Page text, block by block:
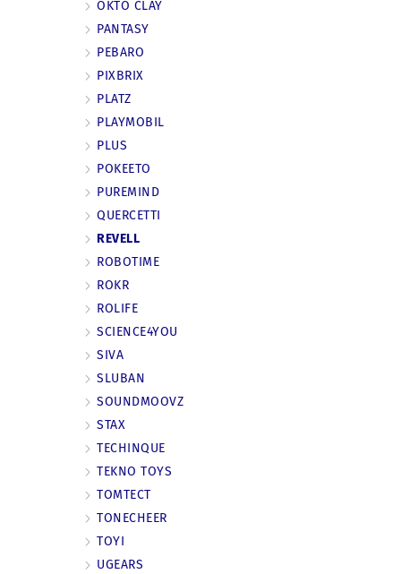
OKTO CLAY
PANTASY
PEBARO
PIXBRIX
PLATZ
PLAYMOBIL
PLUS
POKEETO
PUREMIND
QUERCETTI
REVELL
ROBOTIME
ROKR
ROLIFE
SCIENCE4YOU
SIVA
SLUBAN
SOUNDMOOVZ
STAX
TECHINQUE
TEKNO TOYS
TOMTECT
TONECHEER
TOYI
UGEARS